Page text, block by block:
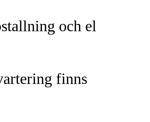
och el
finns